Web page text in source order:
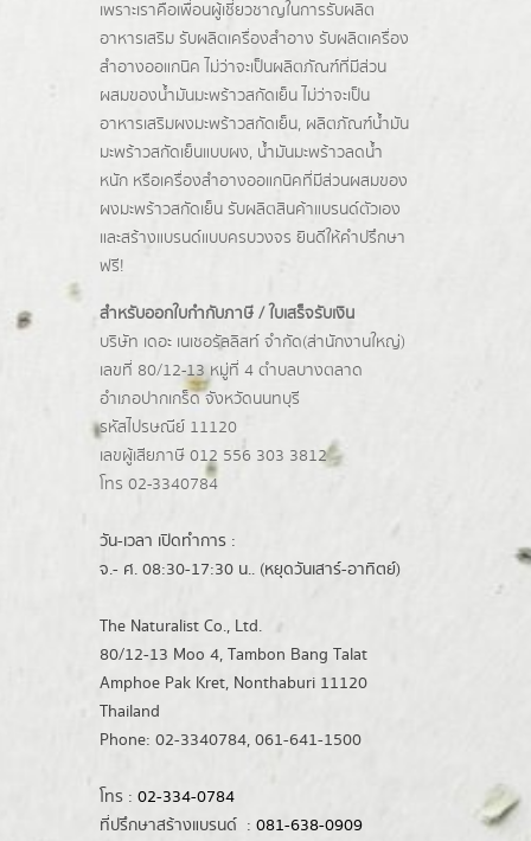
เพราะเราคือเพื่อนผู้เชี่ยวชาญในการรับผลิต
อาหารเสริม รับผลิตเครื่องสำอาง รับผลิตเครื่อง
สำอางออแกนิค ไม่ว่าจะเป็นผลิตภัณฑ์ที่มีส่วน
ผสมของน้ำมันมะพร้าวสกัดเย็น ไม่ว่าจะเป็น
อาหารเสริมผงมะพร้าวสกัดเย็น, ผลิตภัณฑ์น้ำมัน
มะพร้าวสกัดเย็นแบบผง, น้ำมันมะพร้าวลดน้ำ
หนักหรือเครื่องสำอางออแกนิคที่มีส่วนผสมของ
ผงมะพร้าวสกัดเย็น รับผลิตสินค้าแบรนด์ตัวเอง
และสร้างแบรนด์แบบครบวงจร ยินดีให้คำปรึกษา
ฟรี!
สำหรับออกใบกำกับภาษี / ใบเสร็จรับเงิน
บริษัท เดอะ เนเชอรัลลิสท์ จำกัด(ส่านักงานใหญ่)
เลขที่ 80/12-13 หมู่ที่ 4 ตำบลบางตลาด
อำเภอปากเกร็ดจังหวัดนนทบุรี
รหัสไปรษณีย์ 11120
เลขผู้เสียภาษี 012 556 303 3812
โทร 02-3340784
วัน-เวลา เปิดทำการ :
จ.- ศ. 08:30-17:30 น.. (หยุดวันเสาร์-อาทิตย์)
The Naturalist Co., Ltd.
80/12-13 Moo 4, Tambon Bang Talat
Amphoe Pak Kret, Nonthaburi 11120
Thailand
Phone: 02-3340784, 061-641-1500
โทร : 02-334-0784
ที่ปรึกษาสร้างแบรนด์ : 081-638-0909